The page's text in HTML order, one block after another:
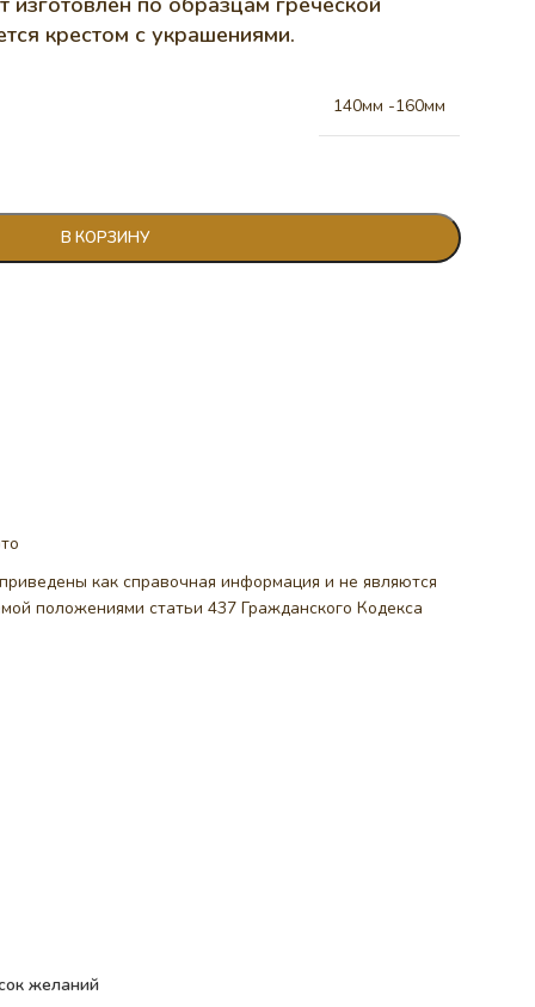
крестом с украшениями.
140мм -160мм
В КОРЗИНУ
как справочная информация и не являются
положениями статьи 437 Гражданского Кодекса
желаний